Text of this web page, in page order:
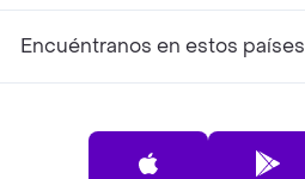
Encuéntranos en estos países